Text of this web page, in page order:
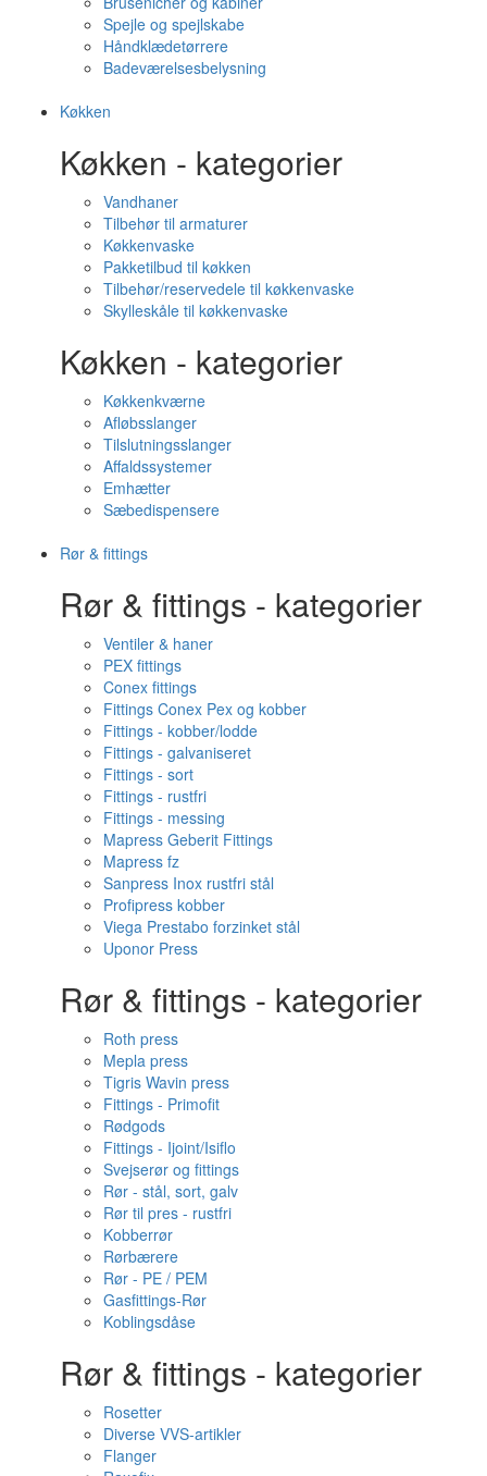
Spejle og spejlskabe
Håndklædetørrere
Badeværelsesbelysning
Køkken
Køkken - kategorier
Vandhaner
Tilbehør til armaturer
Køkkenvaske
Pakketilbud til køkken
Tilbehør/reservedele til køkkenvaske
Skylleskåle til køkkenvaske
Køkken - kategorier
Køkkenkværne
Afløbsslanger
Tilslutningsslanger
Affaldssystemer
Emhætter
Sæbedispensere
Rør & fittings
Rør & fittings - kategorier
Ventiler & haner
PEX fittings
Conex fittings
Fittings Conex Pex og kobber
Fittings - kobber/lodde
Fittings - galvaniseret
Fittings - sort
Fittings - rustfri
Fittings - messing
Mapress Geberit Fittings
Mapress fz
Sanpress Inox rustfri stål
Profipress kobber
Viega Prestabo forzinket stål
Uponor Press
Rør & fittings - kategorier
Roth press
Mepla press
Tigris Wavin press
Fittings - Primofit
Rødgods
Fittings - Ijoint/Isiflo
Svejserør og fittings
Rør - stål, sort, galv
Rør til pres - rustfri
Kobberrør
Rørbærere
Rør - PE / PEM
Gasfittings-Rør
Koblingsdåse
Rør & fittings - kategorier
Rosetter
Diverse VVS-artikler
Flanger